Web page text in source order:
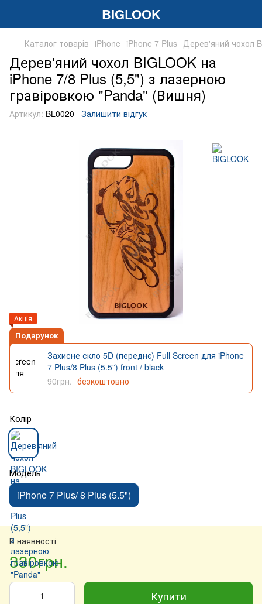
BIGLOOK
Каталог товарів iPhone iPhone 7 Plus Дерев'яний чохол
Дерев'яний чохол BIGLOOK на
iPhone 7/8 Plus (5,5") з лазерною
гравіровкою "Panda" (Вишня)
Артикул: BL0020 Залишити відгук
Акція
Подарунок
Захисне скло 5D (переднє) Full Screen для iPhone
7 Plus/8 Plus (5.5”) front / black
90грн. безкоштовно
Колір
Модель
iPhone 7 Plus/ 8 Plus (5.5")
В наявності
330грн.
Купити